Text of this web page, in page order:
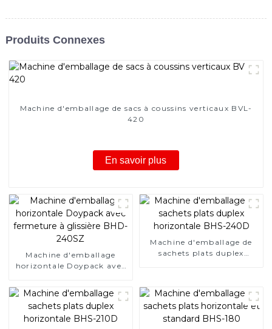
Produits Connexes
Machine d'emballage de sacs à coussins verticaux BVL-
420
En savoir plus
Machine d'emballage
horizontale Doypack avec
Machine d'emballage de
sachets plats duplex